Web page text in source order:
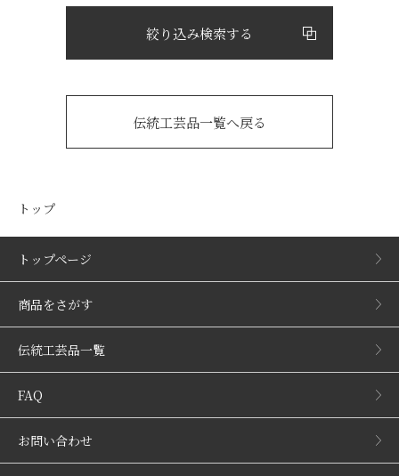
絞り込み検索する
伝統工芸品一覧へ戻る
トップ
トップページ
商品をさがす
伝統工芸品一覧
FAQ
お問い合わせ